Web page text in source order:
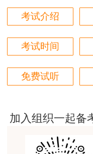
城关区纳如路1号，
号窗口）。
复核咨询电话
三、相关要求
请考生务必在规定
复核材料或未通过
贾老师讲的太好了，
用户zh****94
老师们讲的很好，
建筑专业跟网校过
用户m6****57
用户da****ng
考试介绍
考试时间
免费试听
加入组织一起备